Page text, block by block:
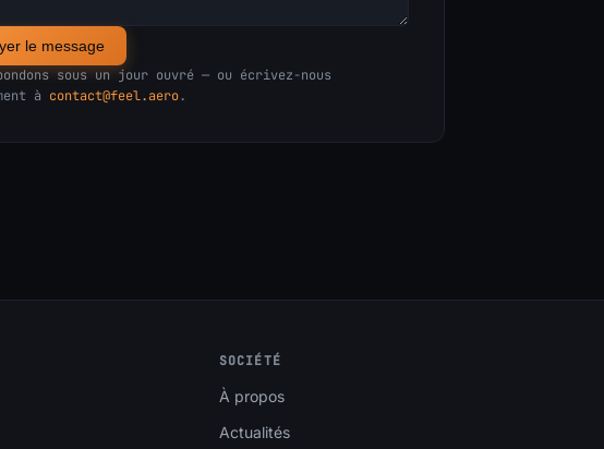
le message
sous un jour ouvré — ou écrivez-nous
à contact@feel.aero.
SOCIÉTÉ
À propos
Actualités